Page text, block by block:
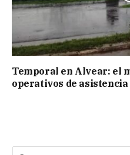
Temporal en Alvear: el
operativos de